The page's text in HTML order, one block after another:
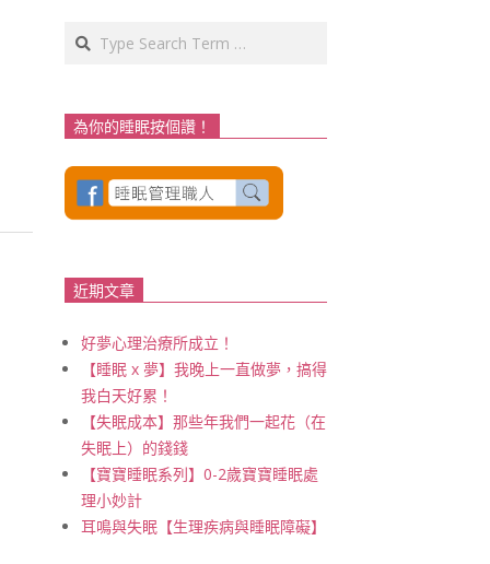
Search
為你的睡眠按個讚！
近期文章
好夢心理治療所成立！
【睡眠 x 夢】我晚上一直做夢，搞得
我白天好累！
【失眠成本】那些年我們一起花（在
失眠上）的錢錢
【寶寶睡眠系列】0-2歲寶寶睡眠處
理小妙計
耳鳴與失眠【生理疾病與睡眠障礙】